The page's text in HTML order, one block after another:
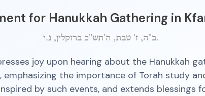
for Hanukkah Gathering in
ב"ה, ז' טבת, ה'תש"כ ברוקלין, נ.י.
joy upon hearing about the Hanukkah
emphasizing the importance of Torah study
by such events, and extends blessings